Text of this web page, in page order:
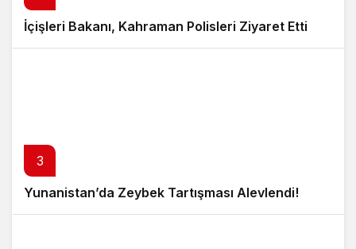
İçişleri Bakanı, Kahraman Polisleri Ziyaret Etti
3
Yunanistan’da Zeybek Tartışması Alevlendi!